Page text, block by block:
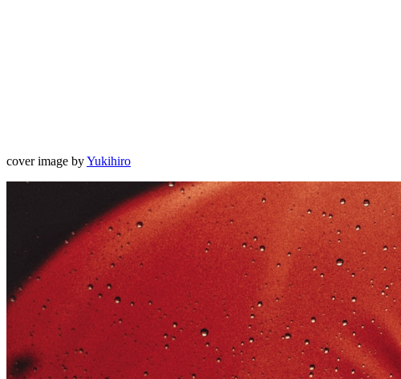
cover image byYukihiro